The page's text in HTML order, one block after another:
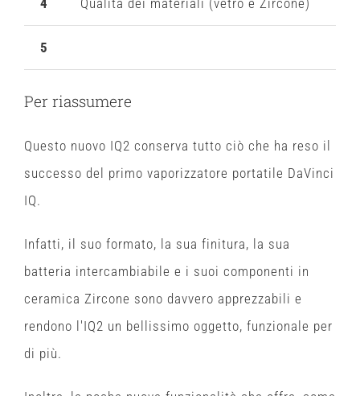
4 Qualità dei materiali (vetro e Zircone)
5
Per riassumere
Questo nuovo IQ2 conserva tutto ciò che ha reso il
successo del primo vaporizzatore portatile DaVinci
IQ.
Infatti, il suo formato, la sua finitura, la sua
batteria intercambiabile e i suoi componenti in
ceramica Zircone sono davvero apprezzabili e
rendono l'IQ2 un bellissimo oggetto, funzionale per
di più.